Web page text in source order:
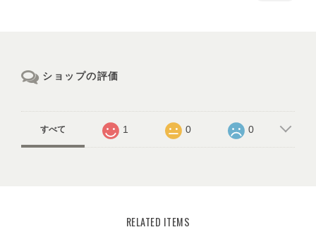
ショップの評価
すべて 1 0 0
RELATED ITEMS